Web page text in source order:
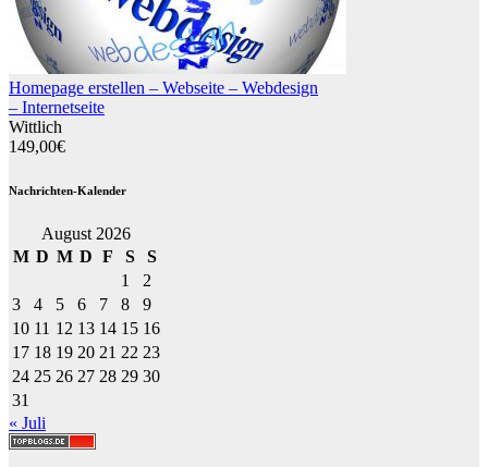
Homepage erstellen – Webseite – Webdesign
– Internetseite
Wittlich
149,00€
Nachrichten-Kalender
August 2026
M D M D F S
S
1
2
3
4 5 6 7 8
9
10 11 12 13 14 15 16
17 18 19 20 21 22 23
24 25 26 27 28 29 30
31
« Juli